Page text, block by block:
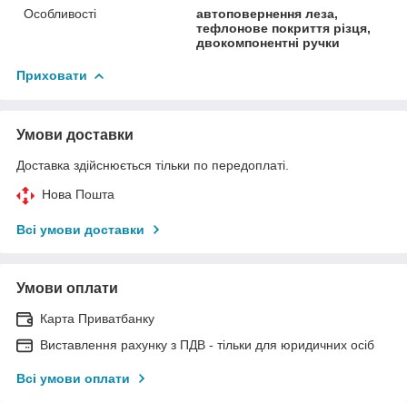
Особливості
автоповернення леза,
тефлонове покриття різця,
двокомпонентні ручки
Приховати
Умови доставки
Доставка здійснюється тільки по передоплаті.
Нова Пошта
Всі умови доставки
Умови оплати
Карта Приватбанку
Виставлення рахунку з ПДВ - тільки для юридичних осіб
Всі умови оплати